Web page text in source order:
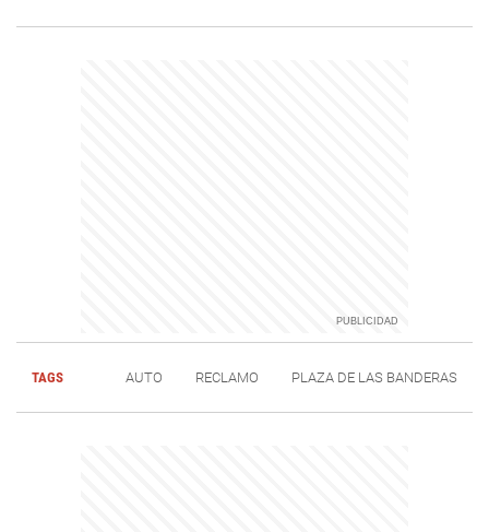
TAGS AUTO RECLAMO PLAZA DE LAS BANDERAS